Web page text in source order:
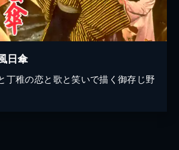
日傘
丁稚の恋と歌と笑いで描く御存じ野